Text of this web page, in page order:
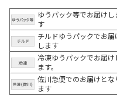
ゆうパック等でお届けし
す
チルドゆうパックでお届
します
冷凍ゆうパックでお届け
ます。
佐川急便でのお届けとな
ます